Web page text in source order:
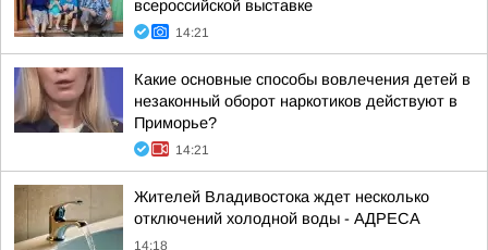
всероссийской выставке
14:21
Какие основные способы вовлечения детей в
незаконный оборот наркотиков действуют в
Приморье?
14:21
Жителей Владивостока ждет несколько
отключений холодной воды - АДРЕСА
14:18